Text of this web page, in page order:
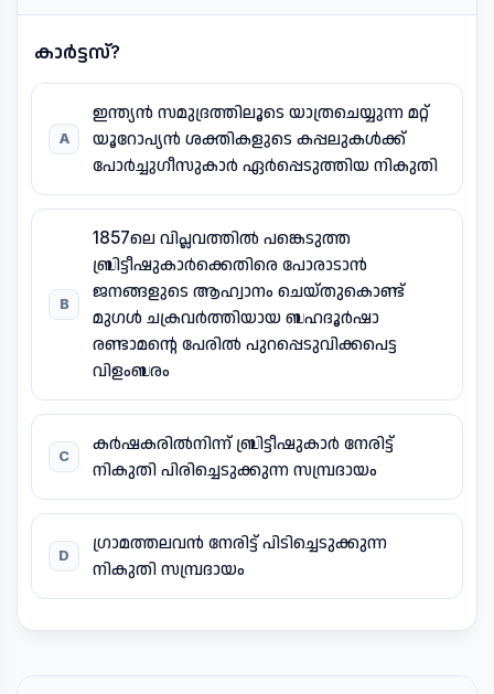
കാർട്ടസ്?
A
ഇന്ത്യൻ സമുദ്രത്തിലൂടെ യാത്രചെയ്യുന്ന മറ്റ്
യൂറോപ്യൻ ശക്തികളുടെ കപ്പലുകൾക്ക്
പോർച്ചുഗീസുകാർ ഏർപ്പെടുത്തിയ നികുതി
B
1857ലെ വിപ്ലവത്തിൽ പങ്കെടുത്ത
ബ്രിട്ടീഷുകാർക്കെതിരെ പോരാടാൻ
ജനങ്ങളുടെ ആഹ്വാനം ചെയ്തുകൊണ്ട്
മുഗൾ ചക്രവർത്തിയായ ബഹദൂർഷാ
രണ്ടാമന്റെ പേരിൽ പുറപ്പെടുവിക്കപെട്ട
വിളംബരം
C
കർഷകരിൽനിന്ന് ബ്രിട്ടീഷുകാർ നേരിട്ട്
നികുതി പിരിച്ചെടുക്കുന്ന സമ്പ്രദായം
D
ഗ്രാമത്തലവൻ നേരിട്ട് പിടിച്ചെടുക്കുന്ന
നികുതി സമ്പ്രദായം